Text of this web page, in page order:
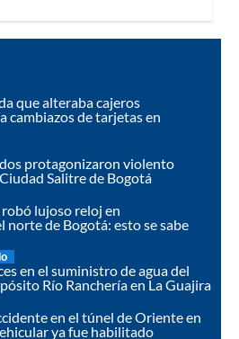
que alteraba cajeros
cambiazos de tarjetas en
protagonizaron violento
Salitre de Bogotá
lujoso reloj en
norte de Bogotá: esto se sabe
en el suministro de agua del
Río Ranchería en La Guajira
en el túnel de Oriente en
ya fue habilitado